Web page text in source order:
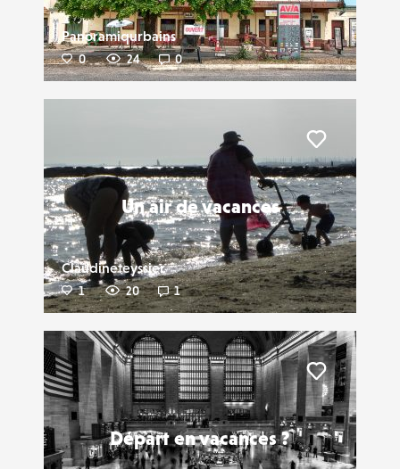
Panoramiqurbains
0 24 0
Un air de vacances
Claudineteyssier
1 20 1
Départ en vacances ?
Liker